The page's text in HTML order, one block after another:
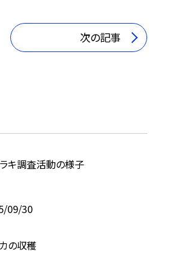
次の記事
キ調査活動の様子
09/30
の収穫